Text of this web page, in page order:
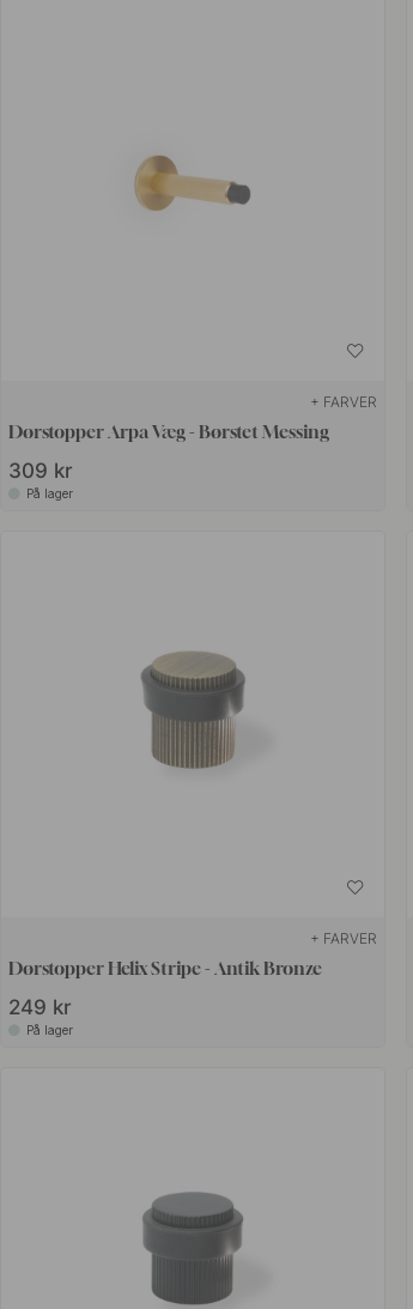
+ FARVER
Dørstopper Arpa Væg - Børstet Messing
309 kr
På lager
+ FARVER
Dørstopper Helix Stripe - Antik Bronze
249 kr
På lager